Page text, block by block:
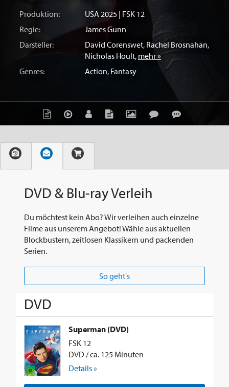
Produktion:
USA 2025 | FSK 12
Regie:
James Gunn
Darsteller:
David Corenswet, Rachel Brosnahan,
Nicholas Hoult, mehr »
Genres:
Action, Fantasy
DVD & Blu-ray Verleih
Du möchtest kein Abo? Wir verleihen auch einzelne
Filme aus unserem Angebot! Wähle aus aktuellen
Blockbustern, zeitlosen Klassikern und packenden
Serien.
So geht's
DVD
Superman (DVD)
FSK 12
DVD / ca. 125 Minuten
Details »